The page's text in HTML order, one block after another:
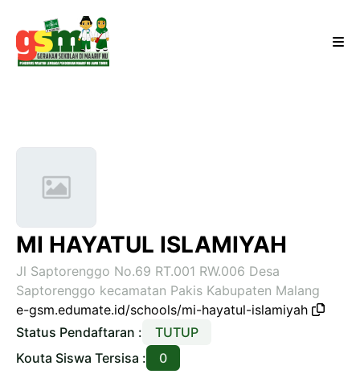
MI HAYATUL ISLAMIYAH
Jl Saptorenggo No.69 RT.001 RW.006 Desa
Saptorenggo kecamatan Pakis Kabupaten Malang
e-gsm.edumate.id/schools/mi-hayatul-islamiyah
Status Pendaftaran :
TUTUP
Kouta Siswa Tersisa :
0